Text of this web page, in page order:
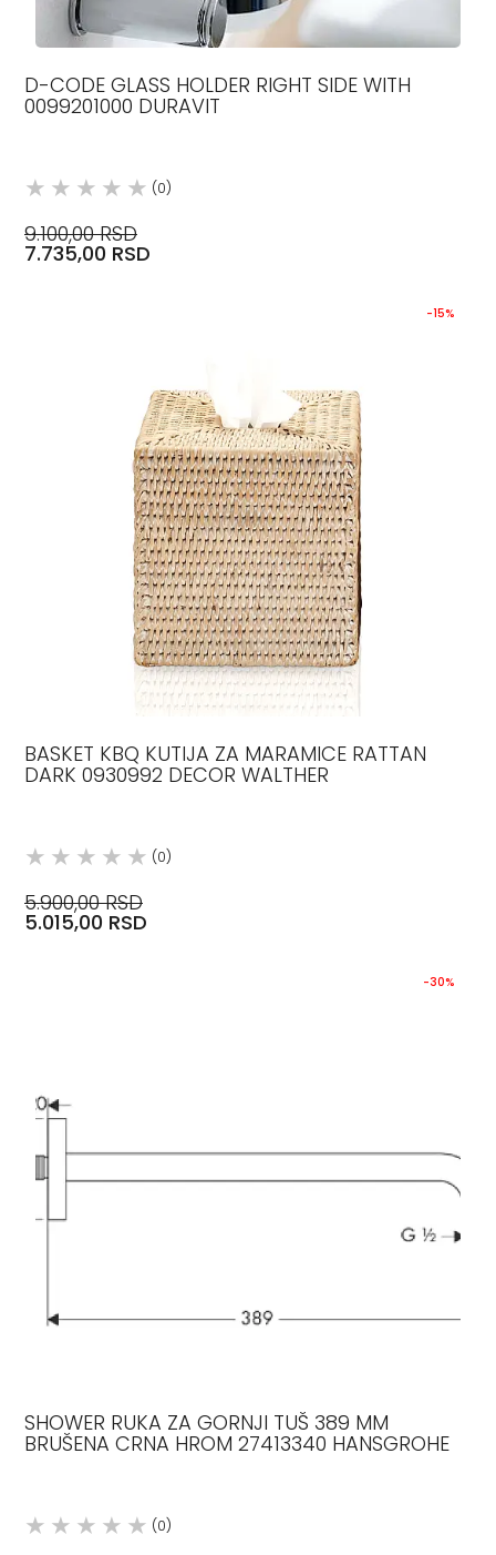
D-CODE GLASS HOLDER RIGHT SIDE WITH
0099201000 DURAVIT
(0)
9.100,00 RSD
7.735,00 RSD
-15%
BASKET KBQ KUTIJA ZA MARAMICE RATTAN
DARK 0930992 DECOR WALTHER
(0)
5.900,00 RSD
5.015,00 RSD
-30%
SHOWER RUKA ZA GORNJI TUŠ 389 MM
BRUŠENA CRNA HROM 27413340 HANSGROHE
(0)